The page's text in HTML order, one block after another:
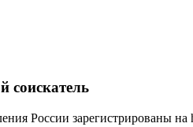
соискатель
России зарегистрированы на